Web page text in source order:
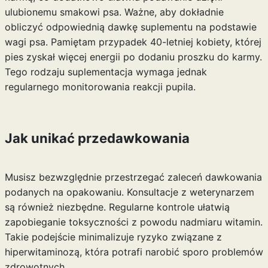
ulubionemu smakowi psa. Ważne, aby dokładnie
obliczyć odpowiednią dawkę suplementu na podstawie
wagi psa. Pamiętam przypadek 40-letniej kobiety, której
pies zyskał więcej energii po dodaniu proszku do karmy.
Tego rodzaju suplementacja wymaga jednak
regularnego monitorowania reakcji pupila.
Jak unikać przedawkowania
Musisz bezwzględnie przestrzegać zaleceń dawkowania
podanych na opakowaniu. Konsultacje z weterynarzem
są również niezbędne. Regularne kontrole ułatwią
zapobieganie toksyczności z powodu nadmiaru witamin.
Takie podejście minimalizuje ryzyko związane z
hiperwitaminozą, która potrafi narobić sporo problemów